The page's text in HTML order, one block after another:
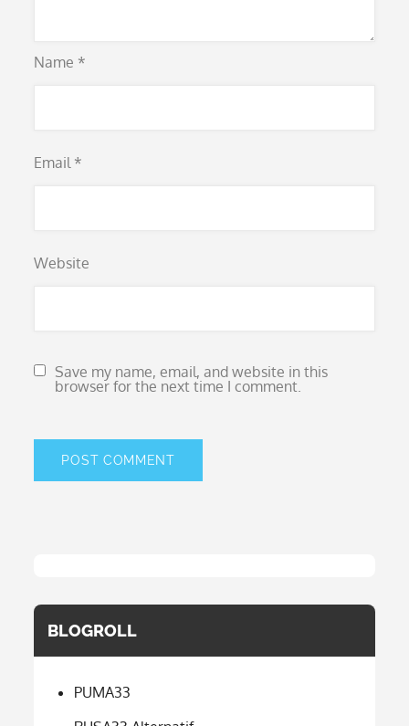
Name *
Email *
Website
Save my name, email, and website in this
browser for the next time I comment.
BLOGROLL
PUMA33